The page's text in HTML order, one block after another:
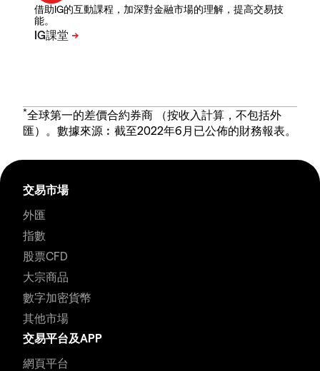
借助IG的互動課程，加深對金融市場的理解，提高交易技
能。
*全球第一的差價合約券商 （按收入計算，不包括外
匯）。數據來源︰截至2022年6月已公佈的財務報表。
交易市場
外匯
指數
股票CFD
大宗商品
數字加密貨幣
其他市場
交易平台及APP
網頁平台